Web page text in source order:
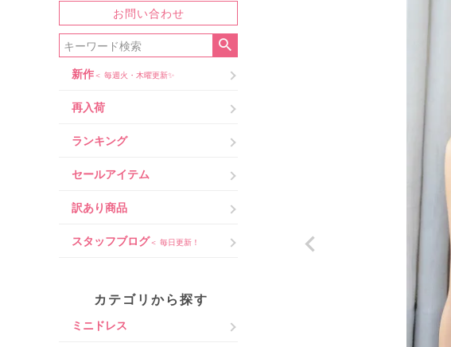
お問い合わせ
新作＜ 毎週火・木曜更新✨
再入荷
ランキング
セールアイテム
訳あり商品
スタッフブログ＜ 毎日更新！
カテゴリから探す
ミニドレス